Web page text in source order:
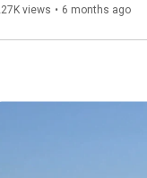
views • 6 months ago